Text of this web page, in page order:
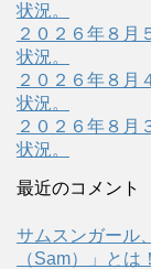
状況。
２０２６年８月
状況。
２０２６年８月
状況。
２０２６年８月
状況。
最近のコメント
サムスンガール
（Sam）」とは！